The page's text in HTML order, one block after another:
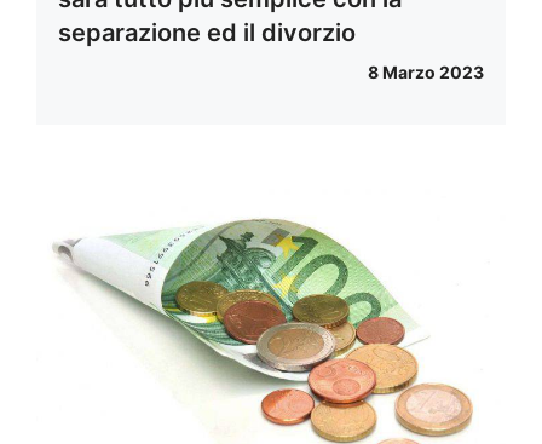
separazione ed il divorzio
8 Marzo 2023